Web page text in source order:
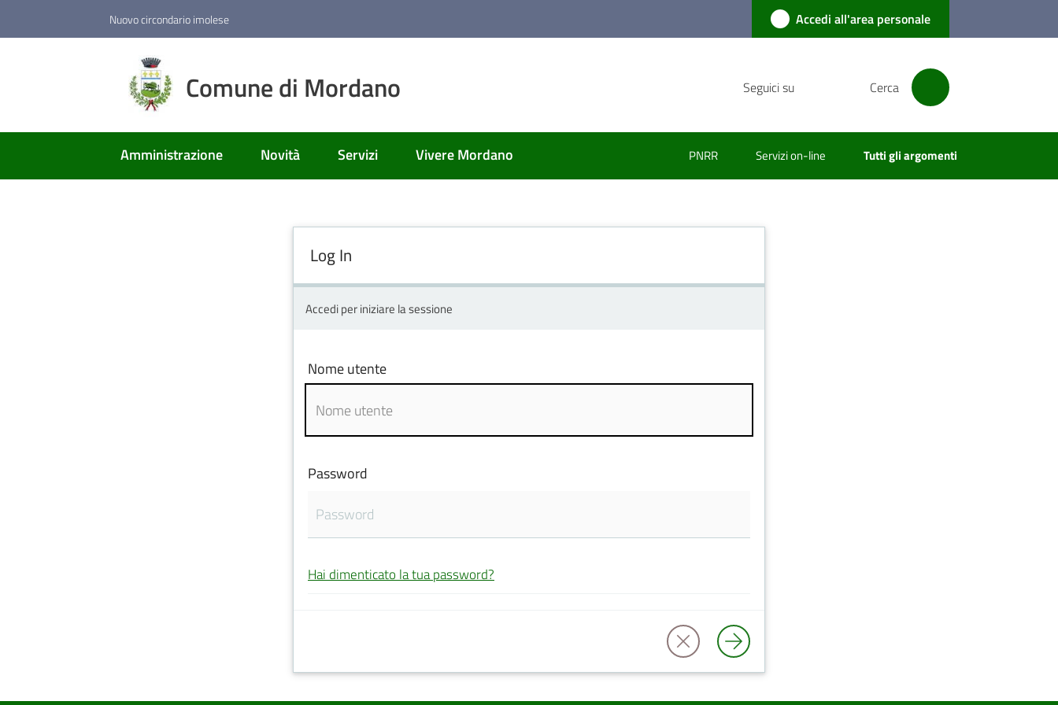
Nuovo circondario imolese Accedi all'area personale
Comune di Mordano Seguici su Cerca
Amministrazione Novità Servizi Vivere Mordano PNRR Servizi on-line Tutti gli argomenti
Log In
Accedi per iniziare la sessione
Nome utente
Password
Hai dimenticato la tua password?